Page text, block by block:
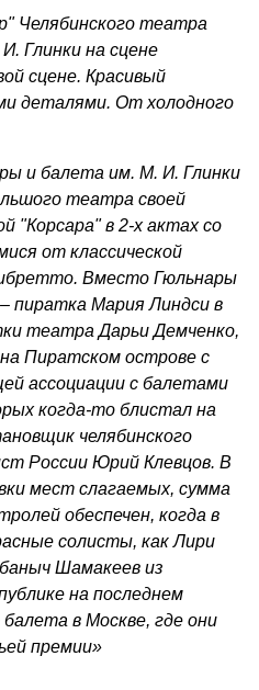
Челябинского театра
Глинки на сцене
сцене. Красивый
деталями. От холодного
и балета им. М. И. Глинки
театра своей
"Корсара" в 2-х актах со
от классической
Вместо Гюльнары
пиратка Мария Линдси в
театра Дарьи Демченко,
Пиратском острове с
ассоциации с балетами
когда-то блистал на
челябинского
России Юрий Клевцов. В
мест слагаемых, сумма
обеспечен, когда в
солисты, как Лири
Шамакеев из
на последнем
в Москве, где они
премии»